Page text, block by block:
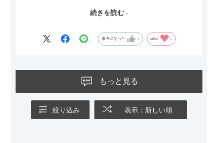
サイズは2.5人掛けですが、幅184cmとコンパクトなので圧迫感
グとのバランスもぴったりで、リビング全体がすっきり見えま
ないのもお気に入りのポイントです。さらに、わが家はソファ
の後ろ側を通ることも多い間取りなので、背面まできれいに仕
ても美しく、空間の印象を損ないません。
続きを読む
参考になった Like!
もっと見る
絞り込み 表示：新しい順